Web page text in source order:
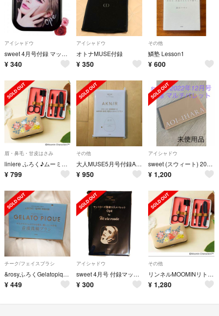
アイシャドウ
sweet 4月号付録 マットローズ監修 コスメパレット
¥ 340
アイシャドウ
オトナMUSE付録
¥ 350
その他
鱗塾 Lesson1
¥ 600
眉・鼻毛・甘皮はさみ
liniere ふろく♪ムーミン刺繍入りグルーミングset♥️
¥ 799
その他
大人MUSE5月号付録AKNIR EMS・LED・振動機能付き電気スカルプブラシ
¥ 950
アイシャドウ
sweet (スウィート) 2022年 12月号付録 マルチパレット 雑誌なし
¥ 1,200
チーク/フェイスブラシ
&rosyふろくGelatopique 音波洗顔ブラシ
¥ 449
アイシャドウ
sweet 4月号 付録マットローズ監修 コスメパレット
¥ 300
その他
リンネルMOOMINリトルミイの刺しゅう入り きれいに整う眉毛グルーミングセット
¥ 1,280